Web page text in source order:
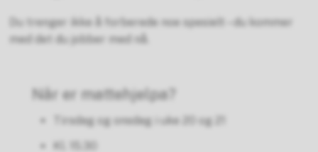
Du trenger ikke å forberede noe spesielt – du kommer
med det du jobber med nå.
Når er mattehjelpa?
Tirsdag og onsdag i uke 20 og 21
Kl. 15.30